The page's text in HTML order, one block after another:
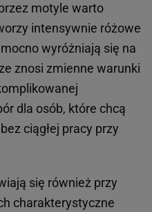
motyle warto
intensywnie różowe
wyróżniają się na
znosi zmienne warunki
dla osób, które chcą
ciągłej pracy przy
się również przy
charakterystyczne